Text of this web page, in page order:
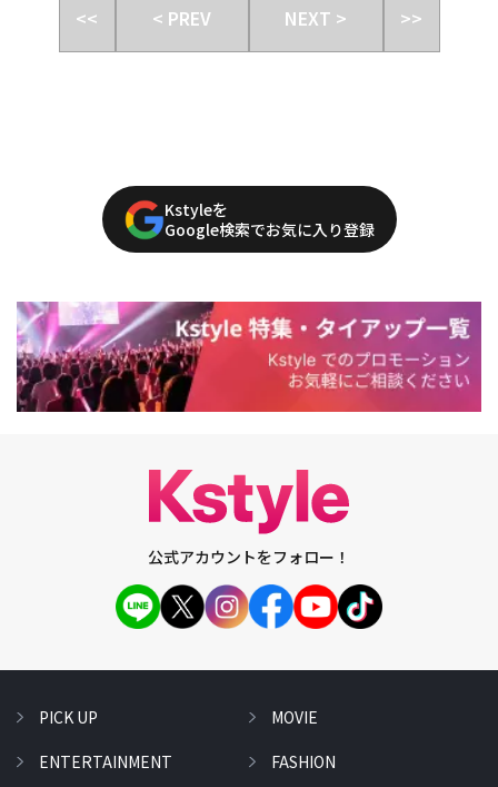
<< < PREV NEXT > >>
Kstyleを
Google検索でお気に入り登録
公式アカウントをフォロー！
PICK UP
ENTERTAINMENT
MOVIE
FASHION